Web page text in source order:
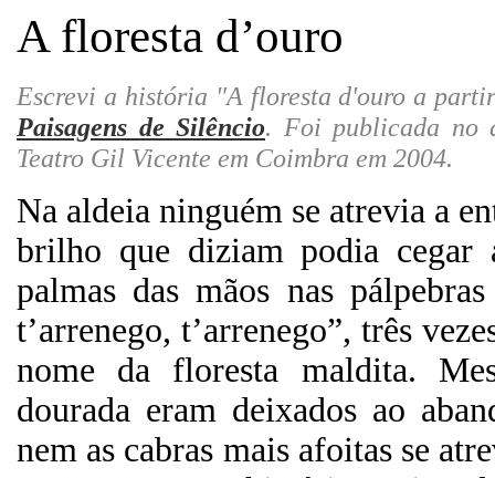
A floresta d’ouro
Escrevi a história "A floresta d'ouro a
Paisagens de Silêncio. Foi publicada no
Teatro Gil Vicente em Coimbra em 2004.
Na aldeia ninguém se atrevia a
brilho que diziam podia cegar
palmas das mãos nas
t’arrenego, t’arrenego”, três
nome da floresta maldita.
dourada eram deixados ao
nem as cabras mais afoitas se